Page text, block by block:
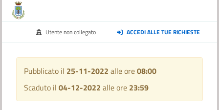
Utente non collegato ACCEDI ALLE TUE RICHIESTE
Pubblicato il 25-11-2022 alle ore08:00
Scaduto il 04-12-2022 alle ore 23:59